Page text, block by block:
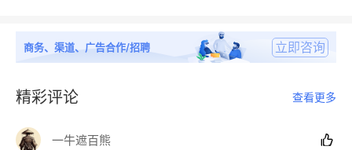
通用制造业复苏幅度较弱：
通用制造业下游行业繁杂，
蚀，则整体复苏幅度将减小。
工程机械市场竞争加剧：
若受工程机械同质化竞争影
商务、渠道、广告合作/招聘 立即咨询
精彩评论 查看更多
一牛遮百熊 